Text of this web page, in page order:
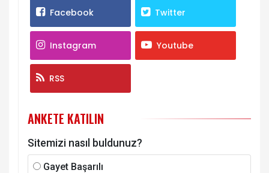
Facebook Twitter
Instagram Youtube
RSS
ANKETE KATILIN
Sitemizi nasıl buldunuz?
Gayet Başarılı